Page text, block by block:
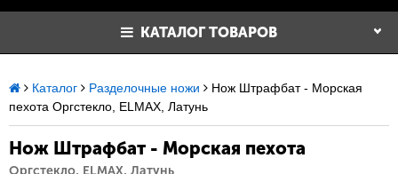
КАТАЛОГ ТОВАРОВ
Каталог Разделочные ножи
Нож Штрафбат - Морская
пехота Оргстекло, ELMAX, Латунь
Нож Штрафбат - Морская пехота
Оргстекло, ELMAX, Латунь